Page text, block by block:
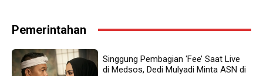
Pemerintahan
Singgung Pembagian ‘Fee’ Saat Live
di Medsos, Dedi Mulyadi Minta ASN di